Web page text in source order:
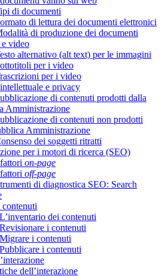
di documenti
di lettura dei documenti elettronici
di produzione dei documenti
video
alternativo (alt text) per le immagini
per i video
per i video
e privacy
di contenuti prodotti dalla
Amministrazione
di contenuti non prodotti
Amministrazione
dei soggetti ritratti
per i motori di ricerca (SEO)
on-page
off-page
di diagnostica SEO: Search
dei contenuti
i contenuti
i contenuti
i contenuti
dell’interazione